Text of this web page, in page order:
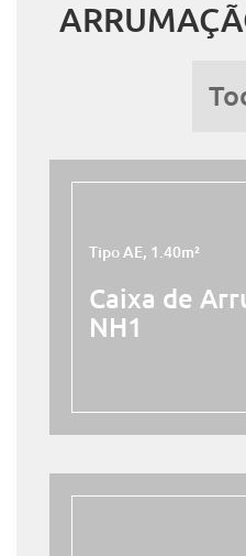
Tipo AE, 1.40m²
Caixa de
NH1